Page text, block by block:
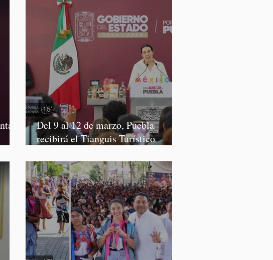
Del 9 al 12 de marzo, Puebla
recibirá el Tianguis Turístico